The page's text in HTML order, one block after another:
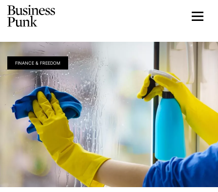
FINANCE & FREEDOM